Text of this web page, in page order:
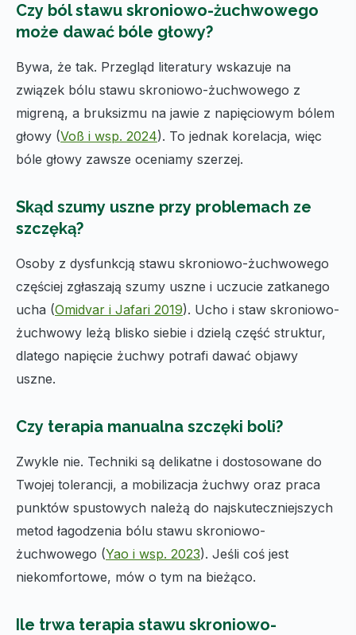
Czy ból stawu skroniowo-żuchwowego
może dawać bóle głowy?
Bywa, że tak. Przegląd literatury wskazuje na
związek bólu stawu skroniowo-żuchwowego z
migreną, a bruksizmu na jawie z napięciowym bólem
głowy (Voß i wsp. 2024). To jednak korelacja, więc
bóle głowy zawsze oceniamy szerzej.
Skąd szumy uszne przy problemach ze
szczęką?
Osoby z dysfunkcją stawu skroniowo-żuchwowego
częściej zgłaszają szumy uszne i uczucie zatkanego
ucha (Omidvar i Jafari 2019). Ucho i staw skroniowo-
żuchwowy leżą blisko siebie i dzielą część struktur,
dlatego napięcie żuchwy potrafi dawać objawy
uszne.
Czy terapia manualna szczęki boli?
Zwykle nie. Techniki są delikatne i dostosowane do
Twojej tolerancji, a mobilizacja żuchwy oraz praca
punktów spustowych należą do najskuteczniejszych
metod łagodzenia bólu stawu skroniowo-
żuchwowego (Yao i wsp. 2023). Jeśli coś jest
niekomfortowe, mów o tym na bieżąco.
Ile trwa terapia stawu skroniowo-